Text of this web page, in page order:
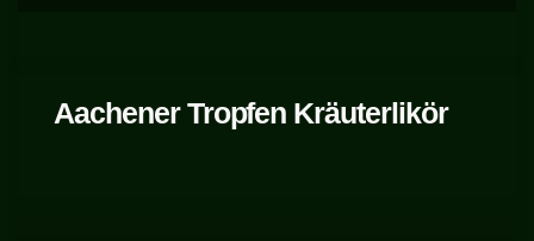
Aachener Tropfen Kräuterlikör